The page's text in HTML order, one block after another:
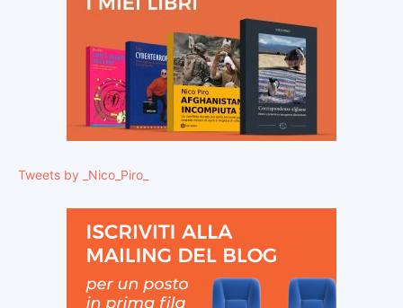
Tweets by _Nico_Piro_